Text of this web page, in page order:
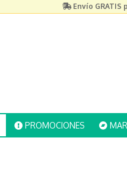
Envío GRATIS
PROMOCIONES